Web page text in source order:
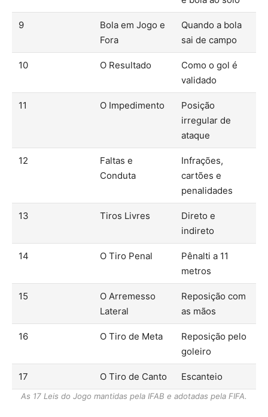
9
Bola em Jogo e
Fora
Quando a bola
sai de campo
10 O Resultado
Como o gol é
validado
11 O Impedimento
Posição
irregular de
ataque
12
Faltas e
Conduta
Infrações,
cartões e
penalidades
13 Tiros Livres
Direto e
indireto
14 O Tiro Penal
Pênalti a 11
metros
15
O Arremesso
Lateral
Reposição com
as mãos
16 O Tiro de Meta
Reposição pelo
goleiro
17 O Tiro de Canto Escanteio
As 17 Leis do Jogo mantidas pela IFAB e adotadas pela FIFA.